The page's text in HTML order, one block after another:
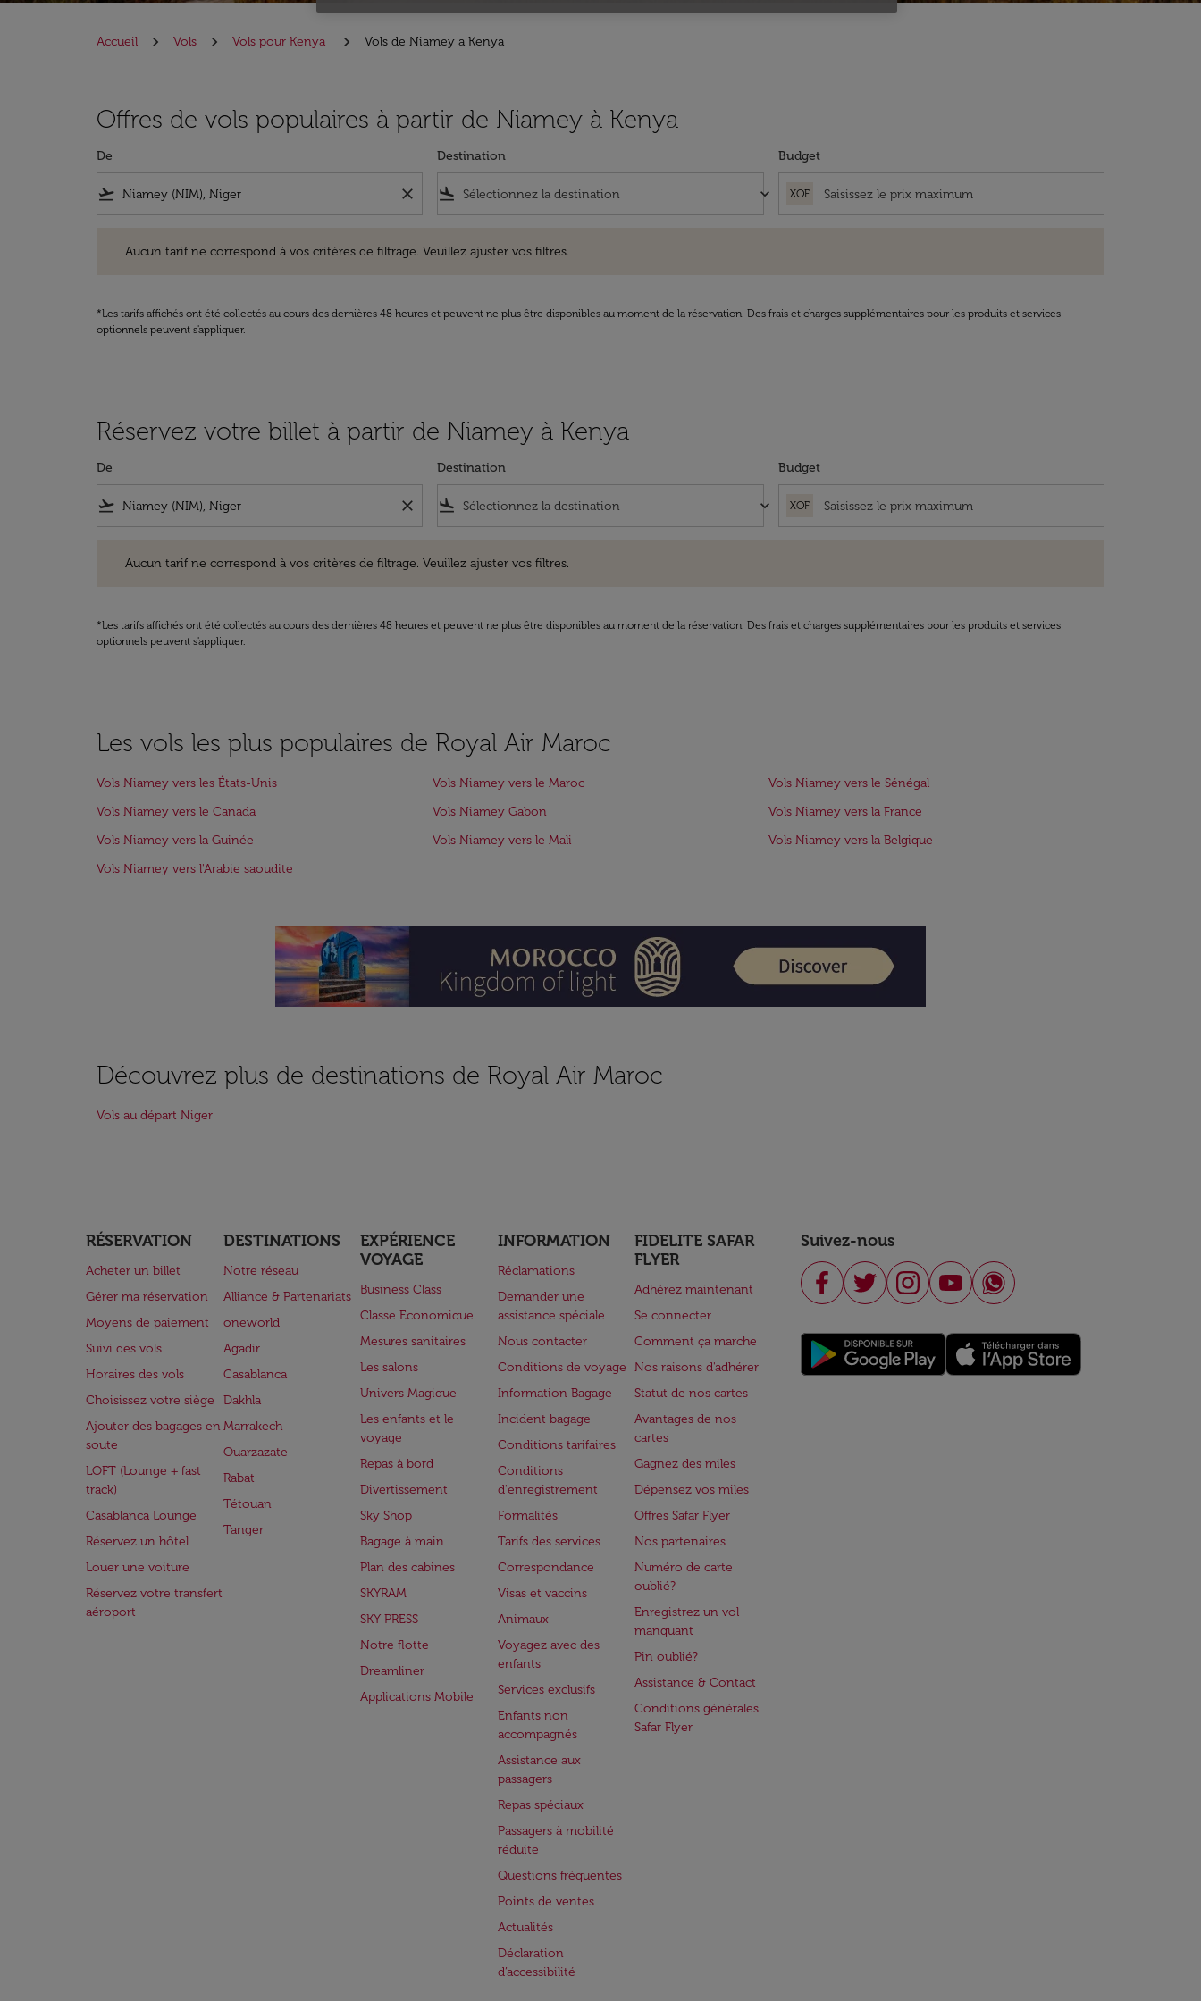
Accueil Vols Vols pour Kenya Vols de Niamey a Kenya
Offres de vols populaires à partir de Niamey à Kenya
De
flight_takeoff close
Destination
flight_land keyboard_arrow_down
Budget
XOF
Aucun tarif ne correspond à vos critères de filtrage. Veuillez ajuster vos filtres.
*Les tarifs affichés ont été collectés au cours des dernières 48 heures et peuvent ne plus être disponibles au moment de la réservation. Des frais et charges supplémentaires pour les produits et services
optionnels peuvent s'appliquer.
Réservez votre billet à partir de Niamey à Kenya
De
flight_takeoff close
Destination
flight_land keyboard_arrow_down
Budget
XOF
Aucun tarif ne correspond à vos critères de filtrage. Veuillez ajuster vos filtres.
*Les tarifs affichés ont été collectés au cours des dernières 48 heures et peuvent ne plus être disponibles au moment de la réservation. Des frais et charges supplémentaires pour les produits et services
optionnels peuvent s'appliquer.
Les vols les plus populaires de Royal Air Maroc
Vols Niamey vers les États-Unis Vols Niamey vers le Maroc
Vols Niamey vers le Sénégal
Vols Niamey vers le Canada
Vols Niamey Gabon
Vols Niamey vers la France
Vols Niamey vers la Guinée
Vols Niamey vers le Mali
Vols Niamey vers la Belgique
Vols Niamey vers l'Arabie saoudite
Découvrez plus de destinations de Royal Air Maroc
Vols au départ Niger
RÉSERVATION
Acheter un billet
Gérer ma réservation
Moyens de paiement
Suivi des vols
Horaires des vols
Choisissez votre siège
Ajouter des bagages en
soute
LOFT (Lounge + fast
track)
Casablanca Lounge
Réservez un hôtel
Louer une voiture
Réservez votre transfert
aéroport
DESTINATIONS
Notre réseau
Alliance & Partenariats
oneworld
Agadir
Casablanca
Dakhla
Marrakech
Ouarzazate
Rabat
Tétouan
Tanger
EXPÉRIENCE
VOYAGE
Business Class
Classe Economique
Mesures sanitaires
Les salons
Univers Magique
Les enfants et le
voyage
Repas à bord
Divertissement
Sky Shop
Bagage à main
Plan des cabines
SKYRAM
SKY PRESS
Notre flotte
Dreamliner
Applications Mobile
INFORMATION
Réclamations
Demander une
assistance spéciale
Nous contacter
Conditions de voyage
Information Bagage
Incident bagage
Conditions tarifaires
Conditions
d'enregistrement
Formalités
Tarifs des services
Correspondance
Visas et vaccins
Animaux
Voyagez avec des
enfants
Services exclusifs
Enfants non
accompagnés
Assistance aux
passagers
Repas spéciaux
Passagers à mobilité
réduite
Questions fréquentes
Points de ventes
Actualités
Déclaration
d’accessibilité
FIDELITE SAFAR
FLYER
Adhérez maintenant
Se connecter
Comment ça marche
Nos raisons d'adhérer
Statut de nos cartes
Avantages de nos
cartes
Gagnez des miles
Dépensez vos miles
Offres Safar Flyer
Nos partenaires
Numéro de carte
oublié?
Enregistrez un vol
manquant
Pin oublié?
Assistance & Contact
Conditions générales
Safar Flyer
Suivez-nous